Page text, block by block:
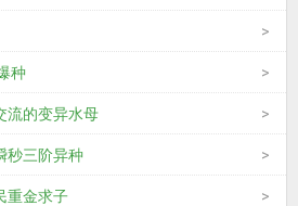
种
流的变异水母
秒三阶异种
重金求子